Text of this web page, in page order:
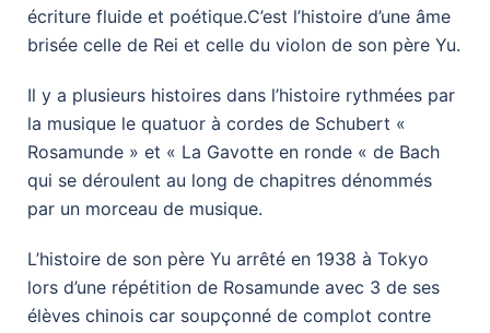
écriture fluide et poétique.C’est l’histoire d’une âme
brisée celle de Rei et celle du violon de son père Yu.
Il y a plusieurs histoires dans l’histoire rythmées par
la musique le quatuor à cordes de Schubert «
Rosamunde » et « La Gavotte en ronde « de Bach
qui se déroulent au long de chapitres dénommés
par un morceau de musique.
L’histoire de son père Yu arrêté en 1938 à Tokyo
lors d’une répétition de Rosamunde avec 3 de ses
élèves chinois car soupçonné de complot contre